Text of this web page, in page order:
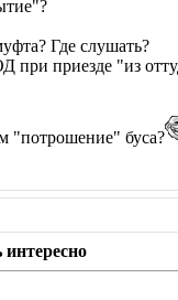
Где слушать?
при приезде "из
"потрошение" буса?